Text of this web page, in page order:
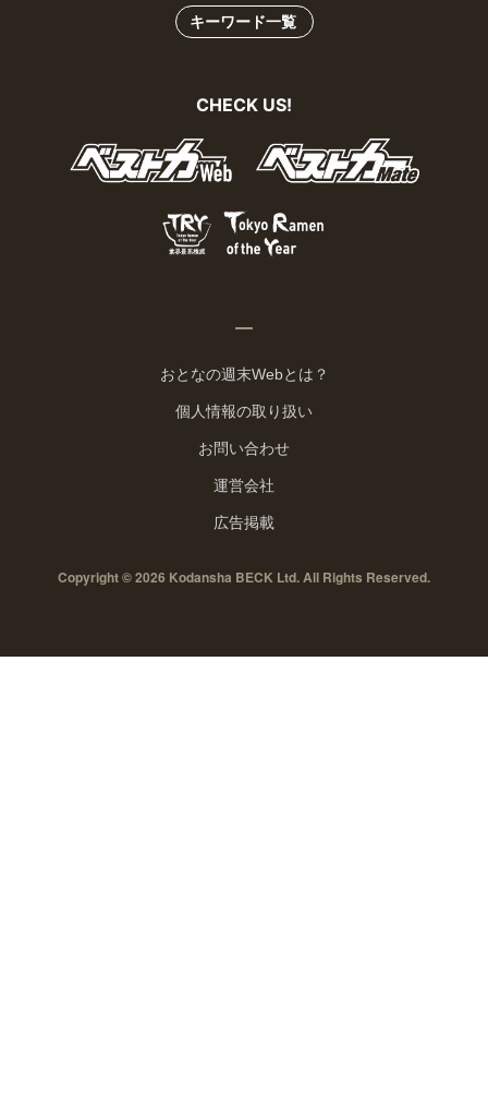
キーワード一覧
CHECK US!
おとなの週末Webとは？
個人情報の取り扱い
お問い合わせ
運営会社
広告掲載
Copyright © 2026 Kodansha BECK Ltd. All Rights Reserved.